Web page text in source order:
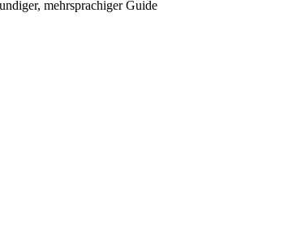
mehrsprachiger Guide